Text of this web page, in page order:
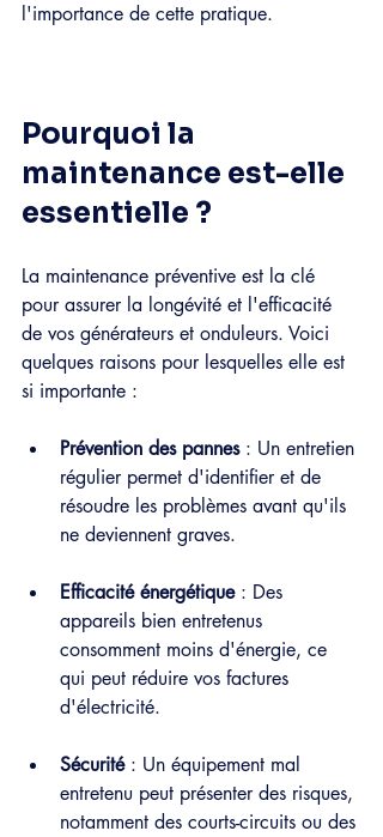
l'importance de cette pratique.
Pourquoi la
maintenance est-elle
essentielle ?
La maintenance préventive est la clé
pour assurer la longévité et l'efficacité
de vos générateurs et onduleurs. Voici
quelques raisons pour lesquelles elle est
si importante :
Prévention des pannes : Un entretien
régulier permet d'identifier et de
résoudre les problèmes avant qu'ils
ne deviennent graves.
Efficacité énergétique : Des
appareils bien entretenus
consomment moins d'énergie, ce
qui peut réduire vos factures
d'électricité.
Sécurité : Un équipement mal
entretenu peut présenter des risques,
notamment des courts-circuits ou des